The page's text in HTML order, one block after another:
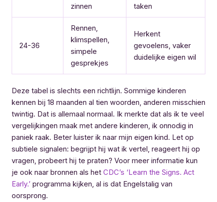
zinnen
taken
24-36
Rennen,
klimspellen,
simpele
gesprekjes
Herkent
gevoelens, vaker
duidelijke eigen wil
Deze tabel is slechts een richtlijn. Sommige kinderen
kennen bij 18 maanden al tien woorden, anderen misschien
twintig. Dat is allemaal normaal. Ik merkte dat als ik te veel
vergelijkingen maak met andere kinderen, ik onnodig in
paniek raak. Beter luister ik naar mijn eigen kind. Let op
subtiele signalen: begrijpt hij wat ik vertel, reageert hij op
vragen, probeert hij te praten? Voor meer informatie kun
je ook naar bronnen als het CDC’s ‘Learn the Signs. Act
Early.’ programma kijken, al is dat Engelstalig van
oorsprong.